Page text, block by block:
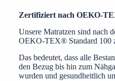
Zertifiziert nach OEKO-
Unsere Matratzen sind nach
OEKO-TEX® Standard 100
Das bedeutet, dass alle
den Bezug bis hin zum
wurden und gesundheitlich